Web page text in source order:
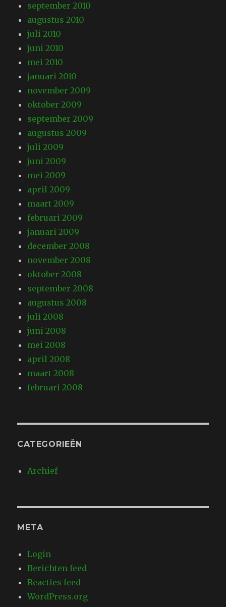
september 2010
augustus 2010
juli 2010
juni 2010
mei 2010
januari 2010
november 2009
oktober 2009
september 2009
augustus 2009
juli 2009
juni 2009
mei 2009
april 2009
maart 2009
februari 2009
januari 2009
december 2008
november 2008
oktober 2008
september 2008
augustus 2008
juli 2008
juni 2008
mei 2008
april 2008
maart 2008
februari 2008
CATEGORIEËN
Archief
META
Login
Berichten feed
Reacties feed
WordPress.org